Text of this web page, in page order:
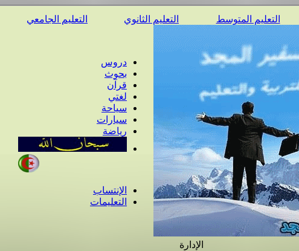
التعليم المتوسط التعليم الثانوي التعليم الجامعي
دروس
بحوث
قرآن
لغتي
سياحة
سيارات
رياضة
الإنتساب
التعليمات
الإدارة